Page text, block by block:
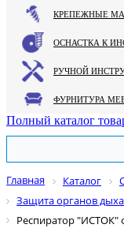
Полный каталог
Главная Каталог
Защита органов
Респиратор "ИСТОК"